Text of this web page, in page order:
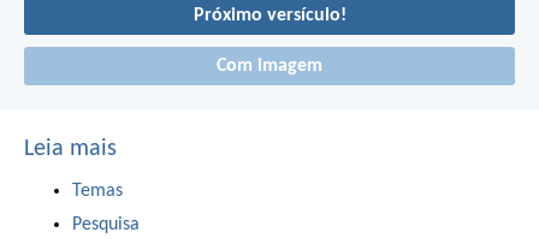
Próximo versículo!
Com imagem
Leia mais
Temas
Pesquisa